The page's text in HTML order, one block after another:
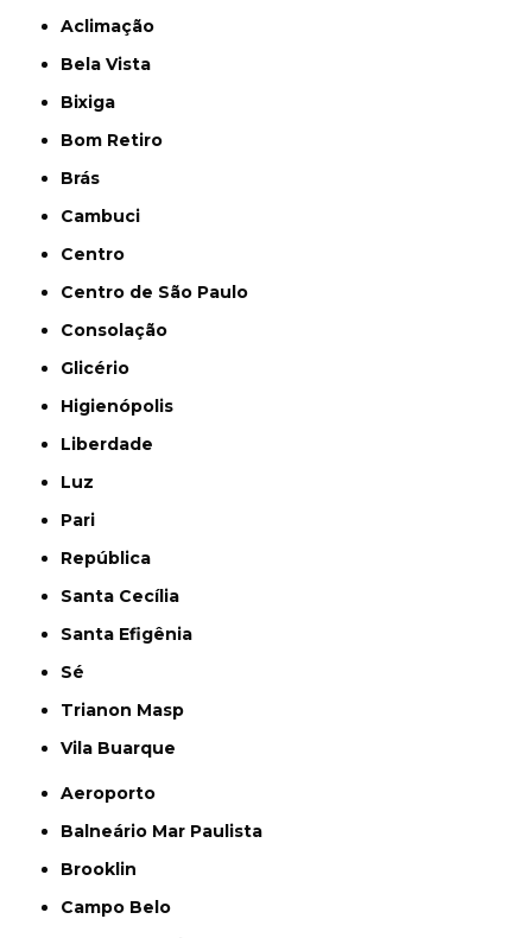
Aclimação
Bela Vista
Bixiga
Bom Retiro
Brás
Cambuci
Centro
Centro de São Paulo
Consolação
Glicério
Higienópolis
Liberdade
Luz
Pari
República
Santa Cecília
Santa Efigênia
Sé
Trianon Masp
Vila Buarque
Aeroporto
Balneário Mar Paulista
Brooklin
Campo Belo